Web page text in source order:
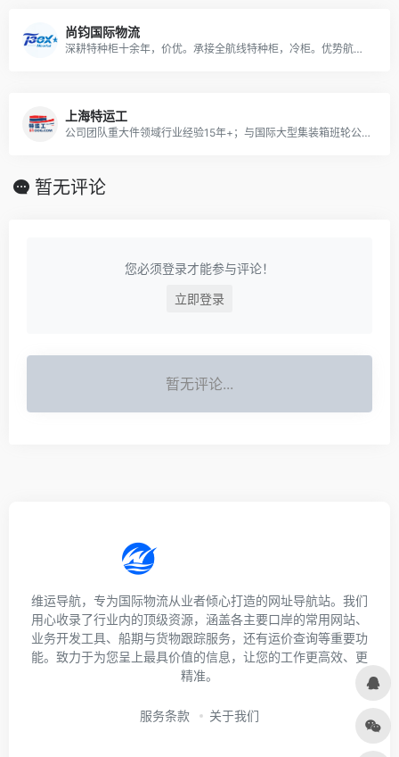
尚钧国际物流
深耕特种柜十余年，价优。承接全航线特种柜，冷柜。优势航线：澳洲，中东，印巴，南美，东南亚，欧洲地中海。
上海特运工
公司团队重大件领域行业经验15年+；与国际大型集装箱班轮公司，件杂货船东，滚装船东拥有广泛而深入的战略合作。
暂无评论
您必须登录才能参与评论！
立即登录
暂无评论...
维运导航，专为国际物流从业者倾心打造的网址导航站。我们
用心收录了行业内的顶级资源，涵盖各主要口岸的常用网站、
业务开发工具、船期与货物跟踪服务，还有运价查询等重要功
能。致力于为您呈上最具价值的信息，让您的工作更高效、更
精准。
服务条款 关于我们